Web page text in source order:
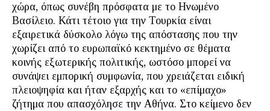
χώρα, όπως συνέβη πρόσφατα με το Ηνωμένο
Βασίλειο. Κάτι τέτοιο για την Τουρκία είναι
εξαιρετικά δύσκολο λόγω της απόστασης που την
χωρίζει από το ευρωπαϊκό κεκτημένο σε θέματα
κοινής εξωτερικής πολιτικής, ωστόσο μπορεί να
συνάψει εμπορική συμφωνία, που χρειάζεται ειδική
πλειοψηφία και ήταν εξαρχής και το «επίμαχο»
ζήτημα που απασχόλησε την Αθήνα. Στο κείμενο δεν